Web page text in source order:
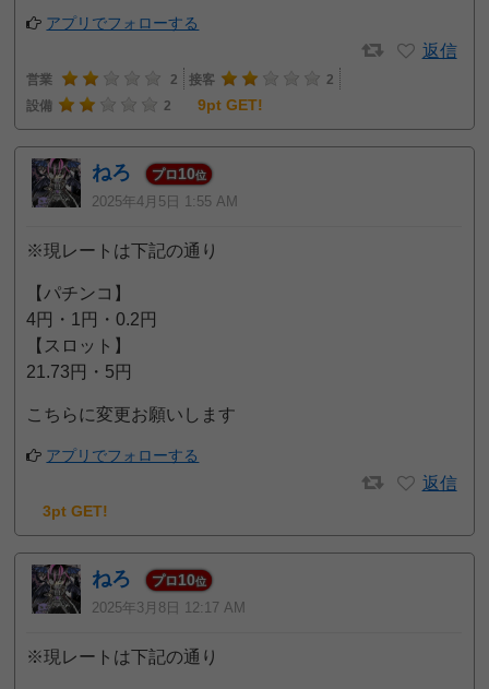
アプリでフォローする
返信
営業 2 接客
2
設備
2 9pt GET!
ねろ プロ10位
2025年4月5日 1:55 AM
※現レートは下記の通り
【パチンコ】
4円・1円・0.2円
【スロット】
21.73円・5円
こちらに変更お願いします
アプリでフォローする
返信
3pt GET!
ねろ プロ10位
2025年3月8日 12:17 AM
※現レートは下記の通り